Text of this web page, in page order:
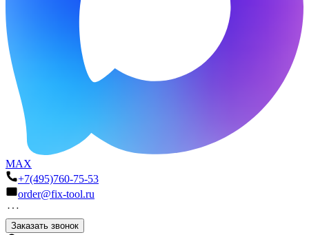
MAX
+7(495)760-75-53
order@fix-tool.ru
Заказать звонок